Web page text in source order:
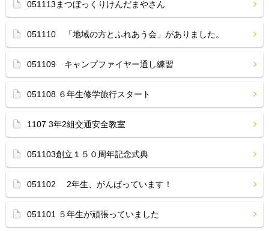
051113まつぼっくりけんだまやさん
051110 「地域の方とふれあう会」がありました。
051109 キャンプファイヤー通し練習
051108 ６年生修学旅行スタート
1107 3年2組交通安全教室
051103創立１５０周年記念式典
051102 2年生、がんばっています！
051101 ５年生が頑張っていました